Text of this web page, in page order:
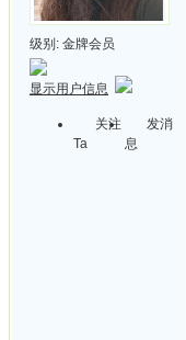
级别: 金牌会员
显示用户信息
关注
Ta
发消
息